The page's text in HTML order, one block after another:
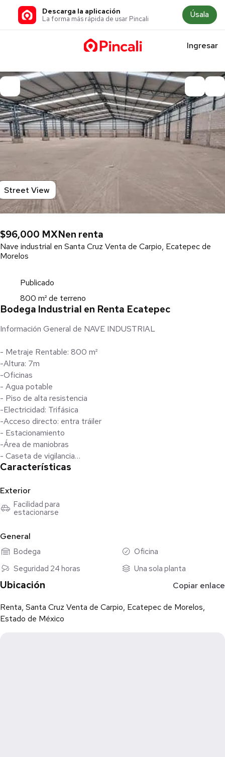
Descarga la aplicación
La forma más rápida de usar Pincali Úsala
Ingresar
Street View
$96,000 MXNen renta
Nave industrial en Santa Cruz Venta de Carpio, Ecatepec de
Morelos
Publicado
800 m² de terreno
Bodega Industrial en Renta Ecatepec
Información General de NAVE INDUSTRIAL
- Metraje Rentable: 800 m²
-Altura: 7m
-Oficinas
- Agua potable
- Piso de alta resistencia
-Electricidad: Trifásica
-Acceso directo: entra tráiler
- Estacionamiento
-Área de maniobras
- Caseta de vigilancia
- Parque Industrial
Precio $96,000 más IVA
CONTACTO
Características
Exterior
Facilidad para
estacionarse
General
Bodega
Oficina
Seguridad 24 horas
Una sola planta
Ubicación Copiar enlace
Renta, Santa Cruz Venta de Carpio, Ecatepec de Morelos,
Estado de México